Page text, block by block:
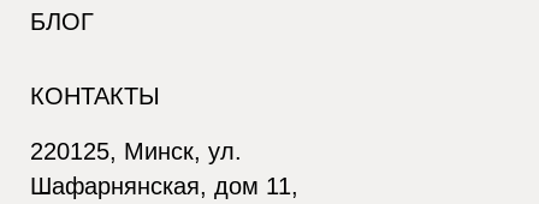
БЛОГ
КОНТАКТЫ
220125, Минск, ул.
Шафарнянская, дом 11,